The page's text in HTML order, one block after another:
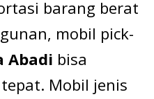
barang berat
mobil pick-
Abadi bisa
Mobil jenis